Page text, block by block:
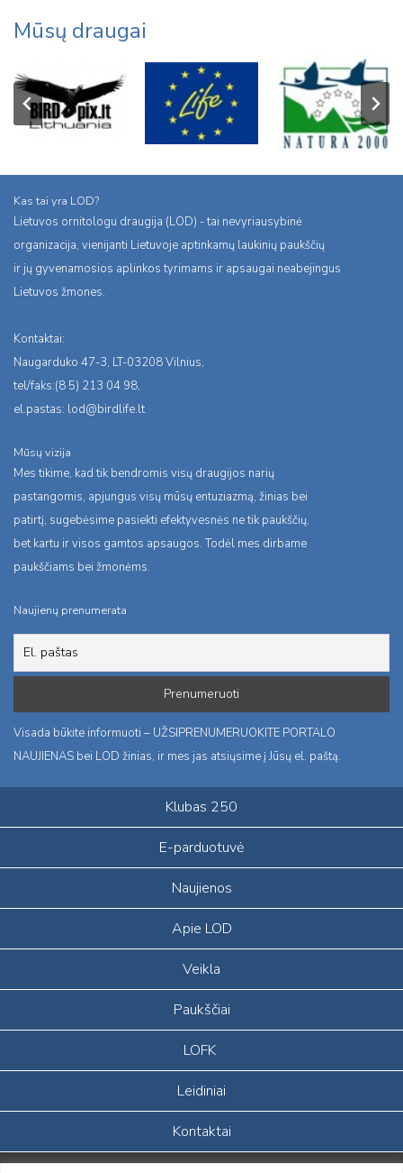
Mūsų draugai
Kas tai yra LOD?
Lietuvos ornitologu draugija (LOD) - tai nevyriausybinė
organizacija, vienijanti Lietuvoje aptinkamų laukinių paukščių
ir jų gyvenamosios aplinkos tyrimams ir apsaugai neabejingus
Lietuvos žmones.
Kontaktai:
Naugarduko 47-3, LT-03208 Vilnius,
tel/faks:(8 5) 213 04 98,
el.pastas: lod@birdlife.lt
Mūsų vizija
Mes tikime, kad tik bendromis visų draugijos narių
pastangomis, apjungus visų mūsų entuziazmą, žinias bei
patirtį, sugebėsime pasiekti efektyvesnės ne tik paukščių,
bet kartu ir visos gamtos apsaugos. Todėl mes dirbame
paukščiams bei žmonėms.
Naujienų prenumerata
Visada būkite informuoti – UŽSIPRENUMERUOKITE PORTALO
NAUJIENAS bei LOD žinias, ir mes jas atsiųsime į Jūsų el. paštą.
Klubas 250
E-parduotuvė
Naujienos
Apie LOD
Veikla
Paukščiai
LOFK
Leidiniai
Kontaktai